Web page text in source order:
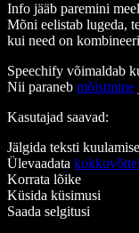
Info jääb paremini
Mõni eelistab lugeda,
kui need on
Speechify võimaldab
Nii paraneb mõistmine
Kasutajad saavad:
Jälgida teksti
Ülevaadata
Korrata lõike
Küsida küsimusi
Saada selgitusi